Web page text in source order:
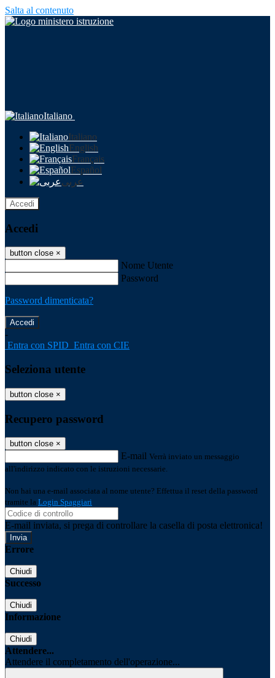
Salta al contenuto
Italiano
Italiano
English
Français
Español
عربى
Accedi
Accedi
button close ×
Nome Utente
Password
Password dimenticata?
-
Entra con SPID Entra con CIE
Seleziona utente
button close ×
Recupero password
button close ×
E-mail Verrà inviato un messaggio
all'indirizzo indicato con le istruzioni necessarie.
Non hai una e-mail associata al nome utente? Effettua il reset della password
tramite la Login Spaggiari
E-mail inviata, si prega di controllare la casella di posta elettronica!
Errore
Chiudi
Successo
Chiudi
Informazione
Chiudi
Attendere...
Attendere il completamento dell'operazione...